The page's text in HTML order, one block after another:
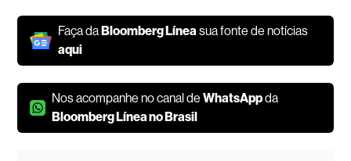
Faça daBloomberg Líneasua fonte de notícias
aqui
Nos acompanhe no canal deWhatsAppda
Bloomberg Línea no Brasil